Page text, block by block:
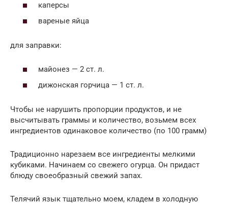
каперсы
вареные яйца
для заправки:
майонез — 2 ст. л.
дижонская горчица — 1 ст. л.
Чтобы не нарушить пропорции продуктов, и не
высчитывать граммы и количество, возьмем всех
ингредиентов одинаковое количество (по 100 грамм)
Традиционно нарезаем все ингредиенты мелкими
кубиками. Начинаем со свежего огурца. Он придаст
блюду своеобразный свежий запах.
Телячий язык тщательно моем, кладем в холодную